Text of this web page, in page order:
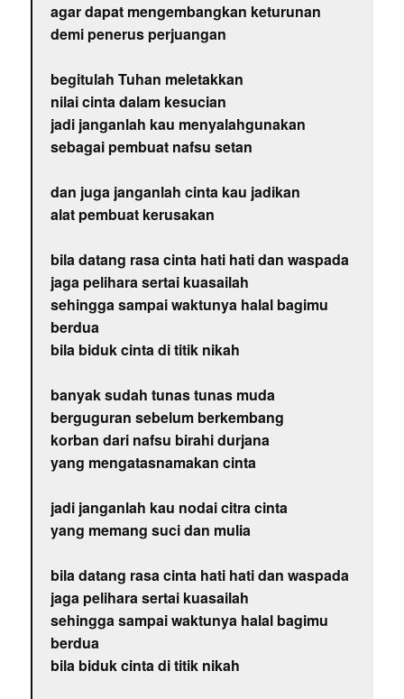
agar dapat mengembangkan keturunan
demi penerus perjuangan
begitulah Tuhan meletakkan
nilai cinta dalam kesucian
jadi janganlah kau menyalahgunakan
sebagai pembuat nafsu setan
dan juga janganlah cinta kau jadikan
alat pembuat kerusakan
bila datang rasa cinta hati hati dan waspada
jaga pelihara sertai kuasailah
sehingga sampai waktunya halal bagimu
berdua
bila biduk cinta di titik nikah
banyak sudah tunas tunas muda
berguguran sebelum berkembang
korban dari nafsu birahi durjana
yang mengatasnamakan cinta
jadi janganlah kau nodai citra cinta
yang memang suci dan mulia
bila datang rasa cinta hati hati dan waspada
jaga pelihara sertai kuasailah
sehingga sampai waktunya halal bagimu
berdua
bila biduk cinta di titik nikah